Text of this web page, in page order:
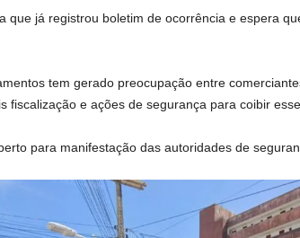
que já registrou boletim de ocorrência e espera
tem gerado preocupação entre
fiscalização e ações de segurança para coibir
para manifestação das autoridades de